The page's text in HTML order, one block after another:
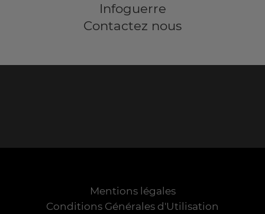
Infoguerre
Contactez nous
Mentions légales
Conditions Générales d'Utilisation